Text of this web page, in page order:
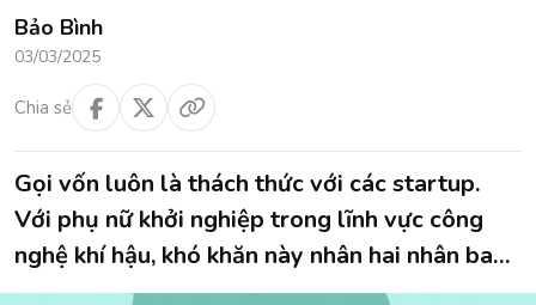
Bảo Bình
03/03/2025
Chia sẻ
Gọi vốn luôn là thách thức với các startup.
Với phụ nữ khởi nghiệp trong lĩnh vực công
nghệ khí hậu, khó khăn này nhân hai nhân ba…